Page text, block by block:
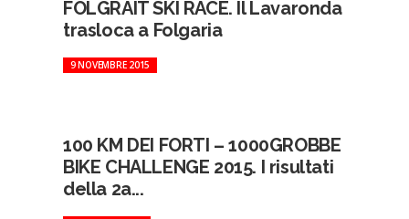
FOLGRAIT SKI RACE. Il Lavaronda
trasloca a Folgaria
9 NOVEMBRE 2015
100 KM DEI FORTI – 1000GROBBE
BIKE CHALLENGE 2015. I risultati
della 2a...